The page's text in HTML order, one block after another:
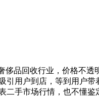
品回收行业，价格不透
引用户到店，等到用户带
二手市场行情，也不懂鉴